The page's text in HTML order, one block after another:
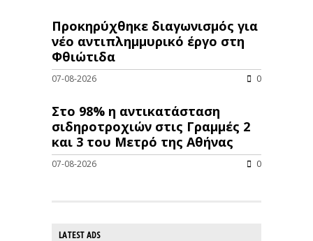
Προκηρύχθηκε διαγωνισμός για
νέo αντιπλημμυρικό έργο στη
Φθιώτιδα
07-08-2026 0
Στο 98% η αντικατάσταση
σιδηροτροχιών στις Γραμμές 2
και 3 του Μετρό της Αθήνας
07-08-2026 0
LATEST ADS